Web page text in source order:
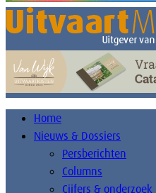
Home
Nieuws & Dossiers
Persberichten
Columns
Cijfers & onderzoek